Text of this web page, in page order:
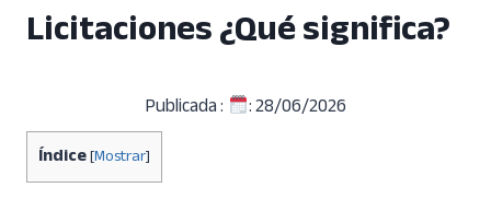
Licitaciones ¿Qué significa?
Publicada : : 28/06/2026
Índice[Mostrar]